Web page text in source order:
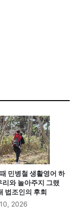
민병철 생활영어 하
리와 놀아주지 그랬
법조인의 후회
2026